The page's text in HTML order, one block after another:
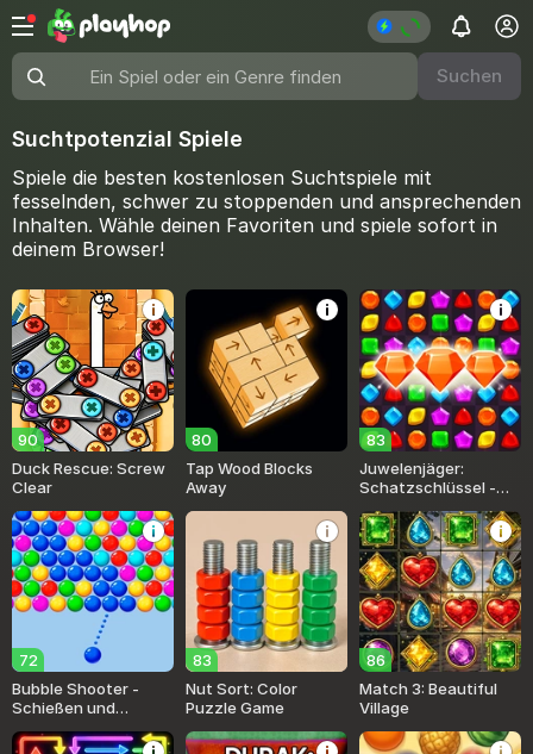
Ein Spiel oder ein Genre finden Suchen
Suchtpotenzial Spiele
Spiele die besten kostenlosen Suchtspiele mit
fesselnden, schwer zu stoppenden und ansprechenden
Inhalten. Wähle deinen Favoriten und spiele sofort in
deinem Browser!
90
Duck Rescue: Screw
Clear
80
Tap Wood Blocks
Away
83
Juwelenjäger:
Schatzschlüssel -
72
Bubble Shooter -
Schießen und
83
Nut Sort: Color
Puzzle Game
86
Match 3: Beautiful
Village